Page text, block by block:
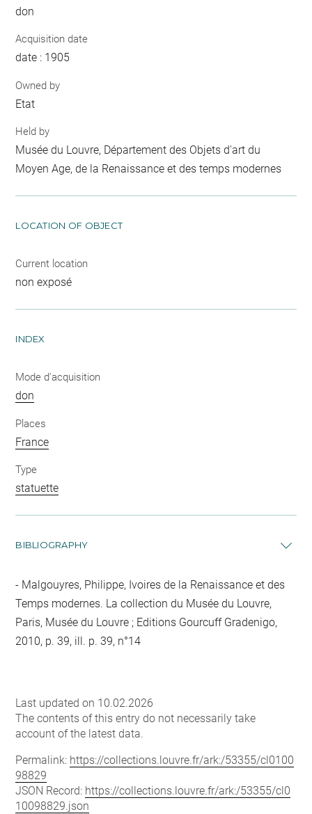
don
Acquisition date
date : 1905
Owned by
Etat
Held by
Musée du Louvre, Département des Objets d'art du
Moyen Age, de la Renaissance et des temps modernes
LOCATION OF OBJECT
Current location
non exposé
INDEX
Mode d'acquisition
don
Places
France
Type
statuette
BIBLIOGRAPHY
Malgouyres, Philippe, Ivoires de la Renaissance et des
Temps modernes. La collection du Musée du Louvre,
Paris, Musée du Louvre ; Editions Gourcuff Gradenigo,
2010, p. 39, ill. p. 39, n°14
Last updated on 10.02.2026
The contents of this entry do not necessarily take
account of the latest data.
Permalink: https://collections.louvre.fr/ark:/53355/cl0100
98829
JSON Record: https://collections.louvre.fr/ark:/53355/cl0
10098829.json